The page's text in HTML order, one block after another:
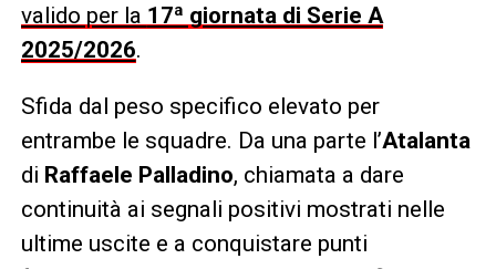
valido per la 17ª giornata di Serie A
2025/2026.
Sfida dal peso specifico elevato per
entrambe le squadre. Da una parte l’Atalanta
di Raffaele Palladino, chiamata a dare
continuità ai segnali positivi mostrati nelle
ultime uscite e a conquistare punti